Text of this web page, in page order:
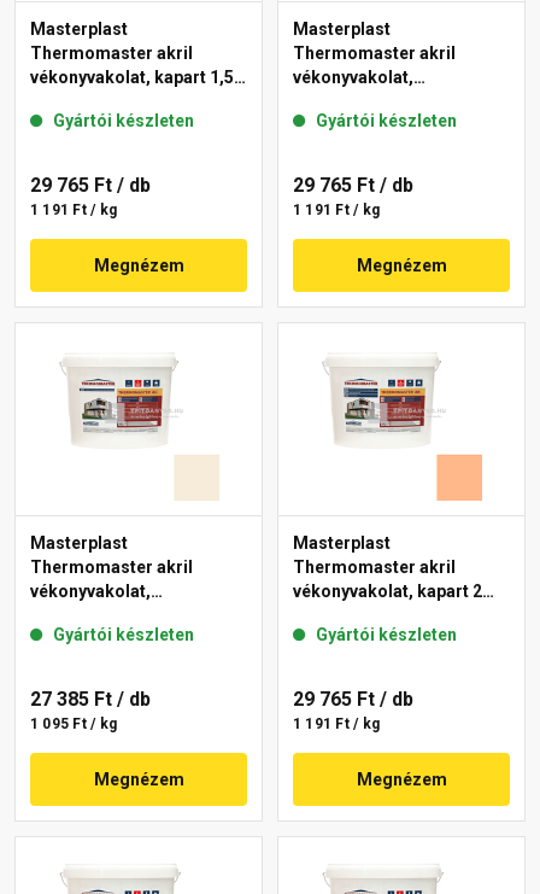
Masterplast
Thermomaster akril
vékonyvakolat, kapart 1,5
Gyártói készleten
29 765 Ft / db
1 191 Ft / kg
Megnézem
Masterplast
Thermomaster akril
vékonyvakolat,
10-D 25 kg
Gyártói készleten
29 765 Ft / db
1 191 Ft / kg
Megnézem
Masterplast
Thermomaster akril
vékonyvakolat,
48-F 25 kg
Gyártói készleten
27 385 Ft / db
1 095 Ft / kg
Megnézem
Masterplast
Thermomaster akril
vékonyvakolat, kapart 2
Gyártói készleten
29 765 Ft / db
1 191 Ft / kg
Megnézem